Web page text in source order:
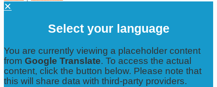
✕
Select your language
You are currently viewing a placeholder content
from Google Translate. To access the actual
content, click the button below. Please note that
this will share data with third-party providers.